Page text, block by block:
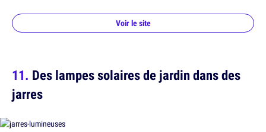
Voir le site
Des lampes solaires de jardin dans des
jarres